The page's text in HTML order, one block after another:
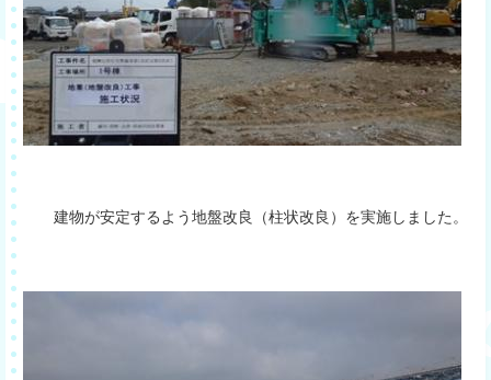
建物が安定するよう地盤改良（柱状改良）を実施しました。